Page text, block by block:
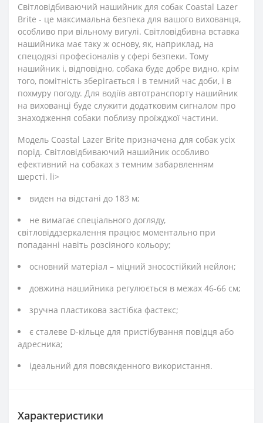
Світловідбиваючий нашийник для собак Coastal Lazer
Brite - це максимальна безпека для вашого вихованця,
особливо при вільному вигулі. Світловідбивна вставка
нашийника має таку ж основу, як, наприклад, на
спецодязі професіоналів у сфері безпеки. Тому
нашийник і, відповідно, собака буде добре видно, крім
того, помітність зберігається і в темний час доби, і в
похмуру погоду. Для водіїв автотранспорту нашийник
на вихованці буде служити додатковим сигналом про
знаходження собаки поблизу проїжджої частини.
Модель Coastal Lazer Brite призначена для собак усіх
порід. Світловідбиваючий нашийник особливо
ефективний на собаках з темним забарвленням
шерсті. li>
виден на відстані до 183 м;
не вимагає спеціального догляду,
світловіддзеркалення працює моментально при
попаданні навіть розсіяного кольору;
основний матеріал – міцний зносостійкий нейлон;
довжина нашийника регулюється в межах 46-66 см;
зручна пластикова застібка фастекс;
є сталеве D-кільце для пристібування повідця або
адресника;
ідеальний для повсякденного використання.
Характеристики